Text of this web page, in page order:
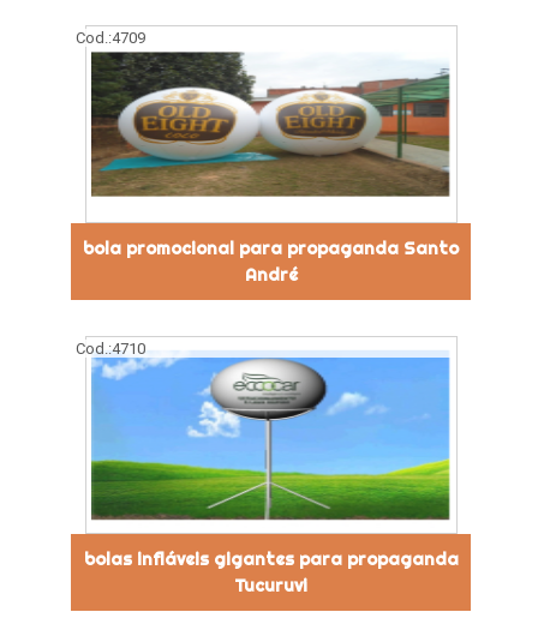
Cod.:4709
bola promocional para propaganda Santo
André
Cod.:4710
bolas infláveis gigantes para propaganda
Tucuruvi